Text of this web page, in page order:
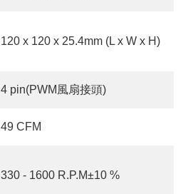
120 x 120 x 25.4mm (L x W x H)
4 pin(PWM風扇接頭)
49 CFM
330 - 1600 R.P.M±10 %